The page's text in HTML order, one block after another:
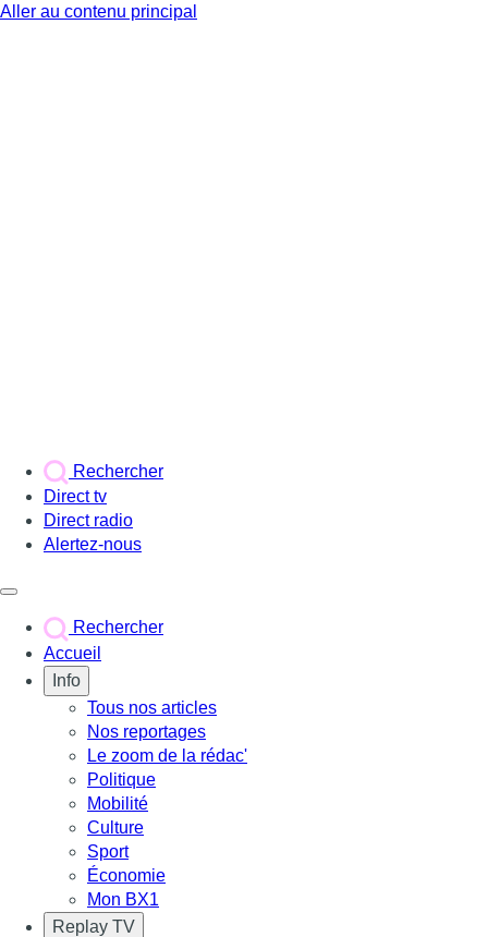
Aller au contenu principal
Rechercher
Direct tv
Direct radio
Alertez-nous
Rechercher
Accueil
Info
Tous nos articles
Nos reportages
Le zoom de la rédac'
Politique
Mobilité
Culture
Sport
Économie
Mon BX1
Replay TV